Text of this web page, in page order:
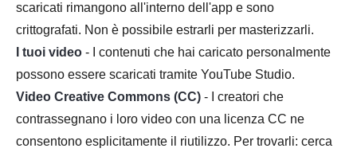
scaricati rimangono all'interno dell'app e sono
crittografati. Non è possibile estrarli per masterizzarli.
I tuoi video - I contenuti che hai caricato personalmente
possono essere scaricati tramite YouTube Studio.
Video Creative Commons (CC) - I creatori che
contrassegnano i loro video con una licenza CC ne
consentono esplicitamente il riutilizzo. Per trovarli: cerca